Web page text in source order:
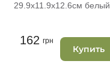
29.9х11.9х12.6см белый
162 грн
Купить